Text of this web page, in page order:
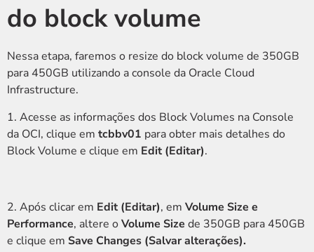
do block volume
Nessa etapa, faremos o resize do block volume de 350GB
para 450GB utilizando a console da Oracle Cloud
Infrastructure.
1. Acesse as informações dos Block Volumes na Console
da OCI, clique em tcbbv01 para obter mais detalhes do
Block Volume e clique em Edit (Editar).
2. Após clicar em Edit (Editar), em Volume Size e
Performance, altere o Volume Size de 350GB para 450GB
e clique em Save Changes (Salvar alterações).